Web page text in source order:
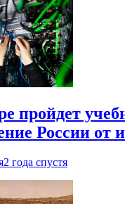
пройдет
России от
2 года спустя